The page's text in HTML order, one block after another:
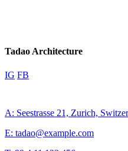
Tadao Architecture
IG FB
A: Seestrasse 21, Zurich,
E: tadao@example.com